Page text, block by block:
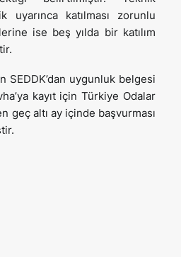
uyarınca katılması zorunlu
ise beş yılda bir katılım
SEDDK’dan uygunluk belgesi
kayıt için Türkiye Odalar
geç altı ay içinde başvurması